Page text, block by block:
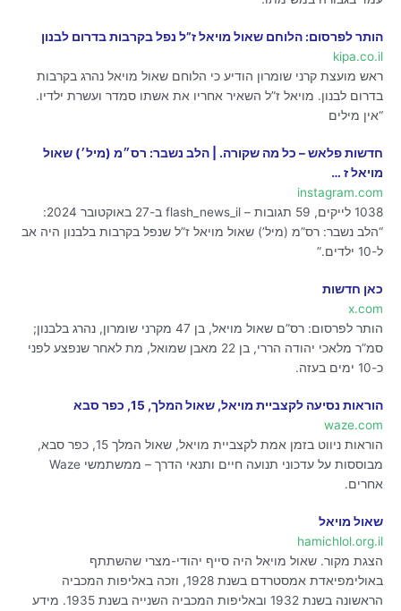
הותר לפרסום: הלוחם שאול מויאל ז”ל נפל בקרבות בדרום לבנון
kipa.co.il
ראש מועצת קרני שומרון הודיע כי הלוחם שאול מויאל נהרג בקרבות
בדרום לבנון. מויאל ז”ל השאיר אחריו את אשתו סמדר ועשרת ילדיו.
“אין מילים
‎חדשות פלאש – כל מה שקורה.‎ | ‎הלב נשבר: רס״מ (מיל׳) שאול
מויאל ז …
instagram.com
1038 לייקים, 59 תגובות – flash_news_il ב-27 באוקטובר 2024:
“הלב נשבר: רס”מ (מיל’) שאול מויאל ז”ל שנפל בקרבות בלבנון היה אב
ל-10 ילדים.”
כאן חדשות
x.com
הותר לפרסום: רס”ם שאול מויאל, בן 47 מקרני שומרון, נהרג בלבנון;
סמ”ר מלאכי יהודה הררי, בן 22 מאבן שמואל, מת לאחר שנפצע לפני
כ-10 ימים בעזה.
הוראות נסיעה לקצביית מויאל, שאול המלך, 15, כפר סבא
waze.com
הוראות ניווט בזמן אמת לקצביית מויאל, שאול המלך 15, כפר סבא,
מבוססות על עדכוני תנועה חיים ותנאי הדרך – ממשתמשי Waze
אחרים.
שאול מויאל
hamichlol.org.il
הצגת מקור. שאול מויאל היה סייף יהודי-מצרי שהשתתף
באולימפיאדת אמסטרדם בשנת 1928, וזכה באליפות המכביה
הראשונה בשנת 1932 ובאליפות המכביה השנייה בשנת 1935. מידע